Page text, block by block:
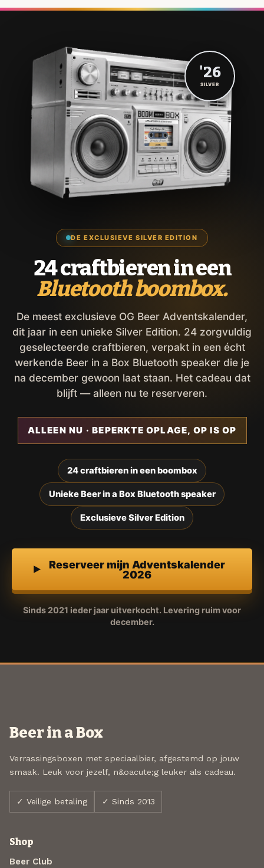
DE EXCLUSIEVE SILVER EDITION
24 craftbieren in een
Bluetooth boombox.
De meest exclusieve OG Beer Adventskalender,
dit jaar in een unieke Silver Edition. 24 zorgvuldig
geselecteerde craftbieren, verpakt in een écht
werkende Beer in a Box Bluetooth speaker die je
na december gewoon laat staan. Het cadeau dat
blijft — alleen nu te reserveren.
ALLEEN NU · BEPERKTE OPLAGE, OP IS OP
24 craftbieren in een boombox
Unieke Beer in a Box Bluetooth speaker
Exclusieve Silver Edition
Reserveer mijn Adventskalender
2026
Sinds 2021 ieder jaar uitverkocht. Levering ruim voor
december.
'26
SILVER
Beer in a Box
Verrassingsboxen met speciaalbier, afgestemd op jouw
smaak. Leuk voor jezelf, n&oacute;g leuker als cadeau.
✓ Veilige betaling ✓ Sinds 2013
Shop
Beer Club